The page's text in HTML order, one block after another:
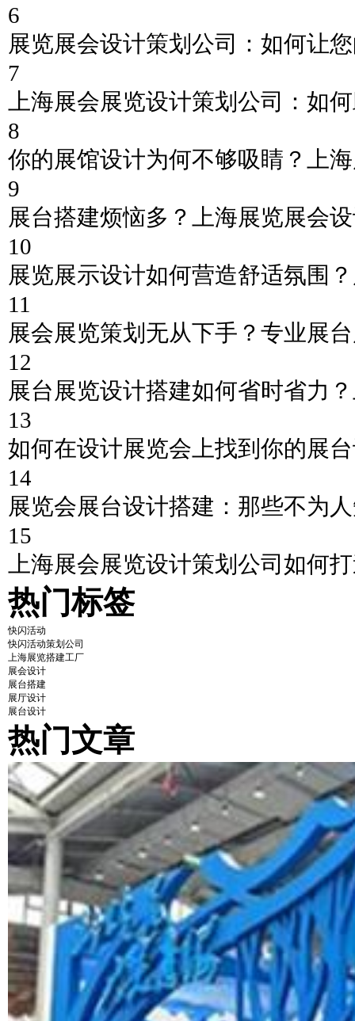
6
展览展会设计策划公司：如何让
7
上海展会展览设计策划公司：如
8
你的展馆设计为何不够吸睛？上
9
展台搭建烦恼多？上海展览展会
10
展览展示设计如何营造舒适氛围
11
展会展览策划无从下手？专业展
12
展台展览设计搭建如何省时省力
13
如何在设计展览会上找到你的展
14
展览会展台设计搭建：那些不为
15
上海展会展览设计策划公司如何
热门标签
快闪活动
快闪活动策划公司
上海展览搭建工厂
展会设计
展台搭建
展厅设计
展台设计
热门文章